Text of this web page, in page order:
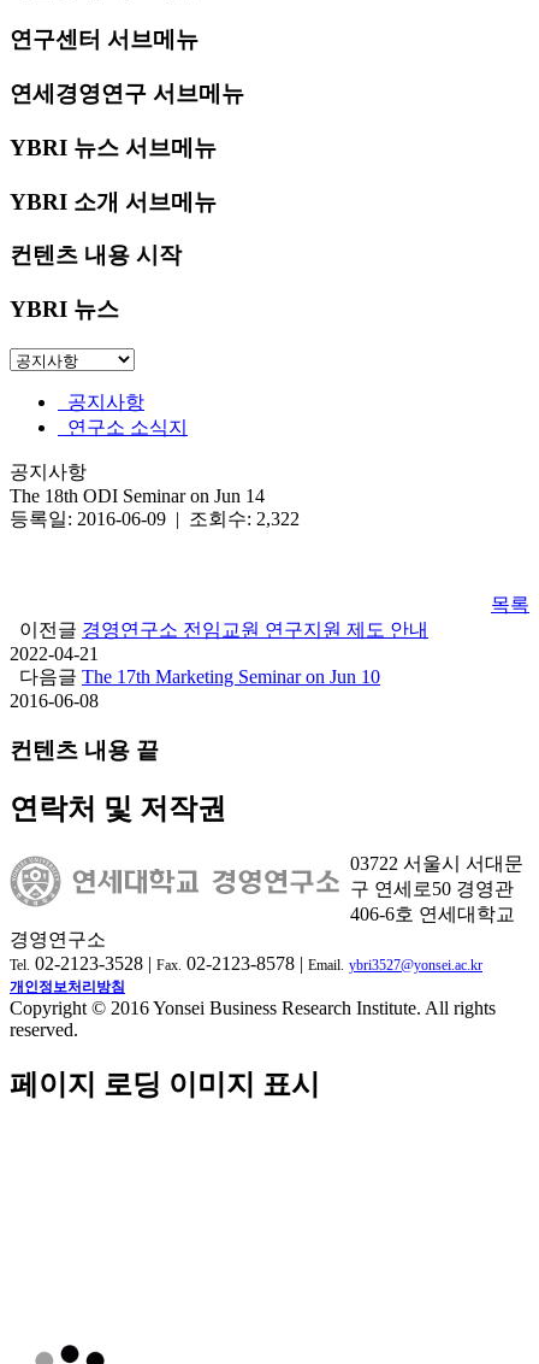
연구센터 서브메뉴
연세경영연구 서브메뉴
YBRI 뉴스 서브메뉴
YBRI 소개 서브메뉴
컨텐츠 내용 시작
YBRI 뉴스
공지사항
연구소 소식지
공지사항
The 18th ODI Seminar on Jun 14
등록일: 2016-06-09 | 조회수: 2,322
목록
이전글 경영연구소 전임교원 연구지원 제도 안내
2022-04-21
다음글 The 17th Marketing Seminar on Jun 10
2016-06-08
컨텐츠 내용 끝
연락처 및 저작권
03722 서울시 서대문
구 연세로50 경영관
406-6호 연세대학교
경영연구소
Tel. 02-2123-3528 | Fax. 02-2123-8578 | Email. ybri3527@yonsei.ac.kr
개인정보처리방침
Copyright © 2016 Yonsei Business Research Institute. All rights
reserved.
페이지 로딩 이미지 표시